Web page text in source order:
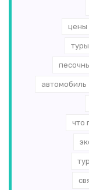
цены
автомобиль
что